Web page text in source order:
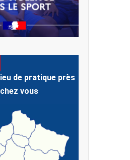
de pratique près
vous